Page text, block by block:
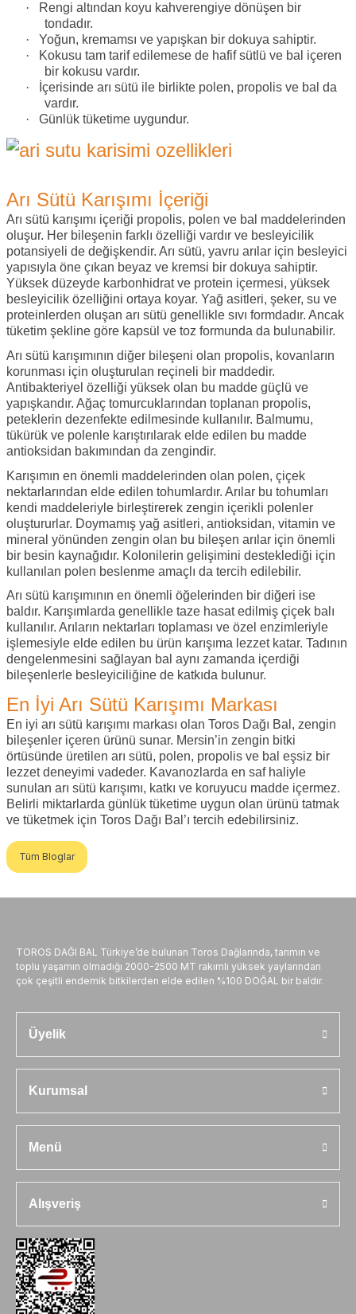
·
Rengi altından koyu kahverengiye dönüşen bir
tondadır.
·
Yoğun, kremamsı ve yapışkan bir dokuya sahiptir.
·
Kokusu tam tarif edilemese de hafif sütlü ve bal içeren
bir kokusu vardır.
·
İçerisinde arı sütü ile birlikte polen, propolis ve bal da
vardır.
·
Günlük tüketime uygundur.
Arı Sütü Karışımı İçeriği
Arı sütü karışımı içeriği propolis, polen ve bal maddelerinden
oluşur. Her bileşenin farklı özelliği vardır ve besleyicilik
potansiyeli de değişkendir. Arı sütü, yavru arılar için besleyici
yapısıyla öne çıkan beyaz ve kremsi bir dokuya sahiptir.
Yüksek düzeyde karbonhidrat ve protein içermesi, yüksek
besleyicilik özelliğini ortaya koyar. Yağ asitleri, şeker, su ve
proteinlerden oluşan arı sütü genellikle sıvı formdadır. Ancak
tüketim şekline göre kapsül ve toz formunda da bulunabilir.
Arı sütü karışımının diğer bileşeni olan propolis, kovanların
korunması için oluşturulan reçineli bir maddedir.
Antibakteriyel özelliği yüksek olan bu madde güçlü ve
yapışkandır. Ağaç tomurcuklarından toplanan propolis,
peteklerin dezenfekte edilmesinde kullanılır. Balmumu,
tükürük ve polenle karıştırılarak elde edilen bu madde
antioksidan bakımından da zengindir.
Karışımın en önemli maddelerinden olan polen, çiçek
nektarlarından elde edilen tohumlardır. Arılar bu tohumları
kendi maddeleriyle birleştirerek zengin içerikli polenler
oluştururlar. Doymamış yağ asitleri, antioksidan, vitamin ve
mineral yönünden zengin olan bu bileşen arılar için önemli
bir besin kaynağıdır. Kolonilerin gelişimini desteklediği için
kullanılan polen beslenme amaçlı da tercih edilebilir.
Arı sütü karışımının en önemli öğelerinden bir diğeri ise
baldır. Karışımlarda genellikle taze hasat edilmiş çiçek balı
kullanılır. Arıların nektarları toplaması ve özel enzimleriyle
işlemesiyle elde edilen bu ürün karışıma lezzet katar. Tadının
dengelenmesini sağlayan bal aynı zamanda içerdiği
bileşenlerle besleyiciliğine de katkıda bulunur.
En İyi Arı Sütü Karışımı Markası
En iyi arı sütü karışımı markası olan Toros Dağı Bal, zengin
bileşenler içeren ürünü sunar. Mersin’in zengin bitki
örtüsünde üretilen arı sütü, polen, propolis ve bal eşsiz bir
lezzet deneyimi vadeder. Kavanozlarda en saf haliyle
sunulan arı sütü karışımı, katkı ve koruyucu madde içermez.
Belirli miktarlarda günlük tüketime uygun olan ürünü tatmak
ve tüketmek için Toros Dağı Bal’ı tercih edebilirsiniz.
Tüm Bloglar
TOROS DAĞI BAL Türkiye’de bulunan Toros Dağlarında, tarımın ve
toplu yaşamın olmadığı 2000-2500 MT rakımlı yüksek yaylarından
çok çeşitli endemik bitkilerden elde edilen %100 DOĞAL bir baldır.
Üyelik
Kurumsal
Menü
Alışveriş